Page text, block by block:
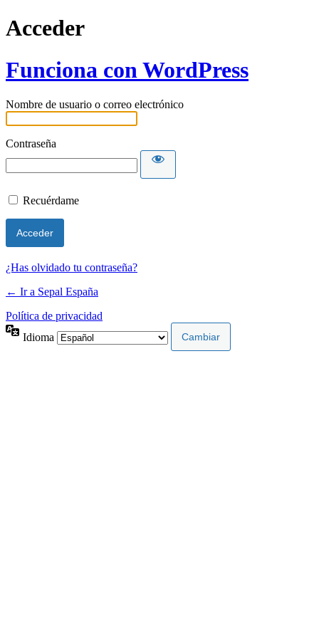
Acceder
Funciona con WordPress
Nombre de usuario o correo electrónico
Contraseña
Recuérdame
¿Has olvidado tu contraseña?
← Ir a Sepal España
Política de privacidad
Idioma